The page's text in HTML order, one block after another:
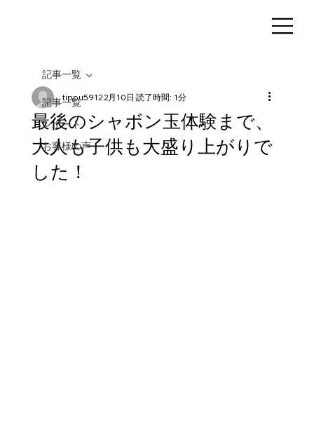
記事一覧
レポート
お客様の声
記事一覧
最後のシャボン玉体験まで、
大人も子供も大盛り上がりで
した！
tippu59122月10日 読了時間: 1分